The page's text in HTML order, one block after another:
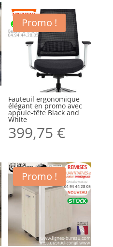
Promo !
Fauteuil ergonomique
élégant en promo avec
appuie-tête Black and
White
399,75€
Promo !